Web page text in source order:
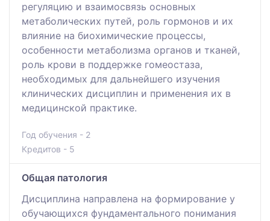
регуляцию и взаимосвязь основных
метаболических путей, роль гормонов и их
влияние на биохимические процессы,
особенности метаболизма органов и тканей,
роль крови в поддержке гомеостаза,
необходимых для дальнейшего изучения
клинических дисциплин и применения их в
медицинской практике.
Год обучения - 2
Кредитов - 5
Общая патология
Дисциплина направлена на формирование у
обучающихся фундаментального понимания